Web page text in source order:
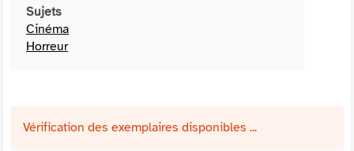
Sujets
Cinéma
Horreur
Vérification des exemplaires disponibles ...